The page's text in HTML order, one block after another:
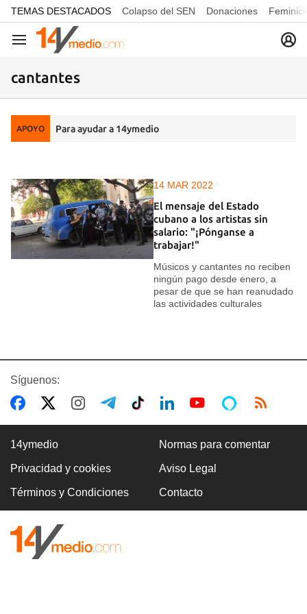
common.go-to-content
TEMAS DESTACADOS Colapso del SEN Donaciones
Navegación
cantantes
APOYO Para ayudar a 14ymedio
14 MAR 2022
El mensaje del Estado
cubano a los artistas sin
salario: "¡Pónganse a
trabajar!"
Músicos y cantantes no reciben
ningún pago desde enero, a
pesar de que se han reanudado
las actividades culturales
Síguenos:
14ymedio Normas para comentar
Privacidad y cookies Aviso Legal
Términos y Condiciones Contacto